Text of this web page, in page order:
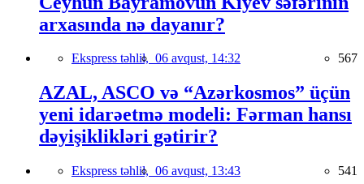
arxasında nə dayanır?
Ekspress təhlil, 06 avqust, 14:32 567
AZAL, ASCO və “Azərkosmos” üçün
yeni idarəetmə modeli: Fərman hansı
dəyişiklikləri gətirir?
Ekspress təhlil, 06 avqust, 13:43 541